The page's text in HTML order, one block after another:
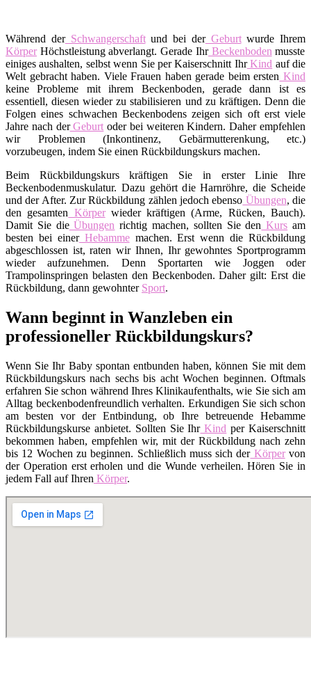
Während derSchwangerschaftund bei derGeburtwurde Ihrem
KörperHöchstleistung abverlangt. Gerade IhrBeckenboden musste
einiges aushalten, selbst wenn Sie per Kaiserschnitt IhrKind auf die
Welt gebracht haben. Viele Frauen haben gerade beim ersten Kind
keine Probleme mit ihrem Beckenboden, gerade dann ist es
essentiell, diesen wieder zu stabilisieren und zu kräftigen. Denn die
Folgen eines schwachen Beckenbodens zeigen sich oft erst viele
Jahre nach derGeburt oder bei weiteren Kindern. Daher empfehlen
wir Problemen (Inkontinenz, Gebärmutterenkung, etc.)
vorzubeugen, indem Sie einen Rückbildungskurs machen.
Beim Rückbildungskurs kräftigen Sie in erster Linie Ihre
Beckenbodenmuskulatur. Dazu gehört die Harnröhre, die Scheide
und der After. Zur Rückbildung zählen jedoch ebenso Übungen, die
den gesamten Körperwieder kräftigen (Arme, Rücken, Bauch).
Damit Sie dieÜbungen richtig machen, sollten Sie den Kurs am
besten bei einerHebammemachen. Erst wenn die Rückbildung
abgeschlossen ist, raten wir Ihnen, Ihr gewohntes Sportprogramm
wieder aufzunehmen. Denn Sportarten wie Joggen oder
Trampolinspringen belasten den Beckenboden. Daher gilt: Erst die
Rückbildung, dann gewohnter Sport.
Wann beginnt in Wanzleben ein
professioneller Rückbildungskurs?
Wenn Sie Ihr Baby spontan entbunden haben, können Sie mit dem
Rückbildungskurs nach sechs bis acht Wochen beginnen. Oftmals
erfahren Sie schon während Ihres Klinikaufenthalts, wie Sie sich am
Alltag beckenbodenfreundlich verhalten. Erkundigen Sie sich schon
am besten vor der Entbindung, ob Ihre betreuende Hebamme
Rückbildungskurse anbietet. Sollten Sie IhrKind per Kaiserschnitt
bekommen haben, empfehlen wir, mit der Rückbildung nach zehn
bis 12 Wochen zu beginnen. Schließlich muss sich derKörpervon
der Operation erst erholen und die Wunde verheilen. Hören Sie in
jedem Fall auf Ihren Körper.